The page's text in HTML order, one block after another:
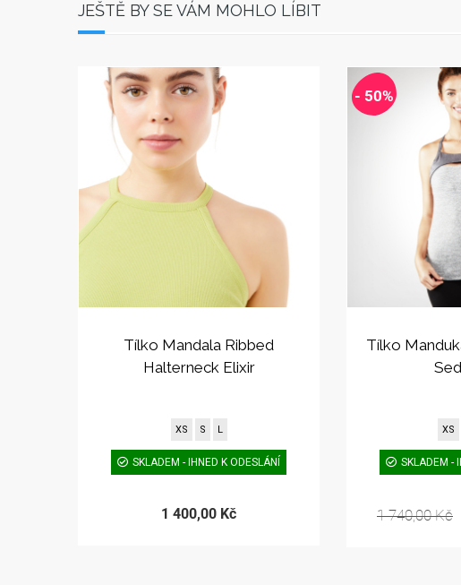
JEŠTĚ BY SE VÁM MOHLO LÍBIT
Tílko Mandala Ribbed
Halterneck Elixir
XS S L
SKLADEM - IHNED K ODESLÁNÍ
1 400,00 Kč
- 50%
Tílko
XS
SKLADEM -
1 740,00 Kč